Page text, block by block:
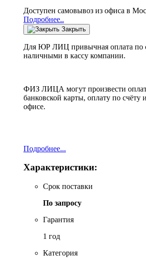
Доступен самовывоз из офиса в
Подробнее..
Закрыть
Для ЮР ЛИЦ привычная оплата по
наличными в кассу компании.
ФИЗ ЛИЦА могут произвести
банковской карты, оплату по
офисе.
Подробнее...
Характеристики:
Срок поставки
По запросу
Гарантия
1 год
Категория